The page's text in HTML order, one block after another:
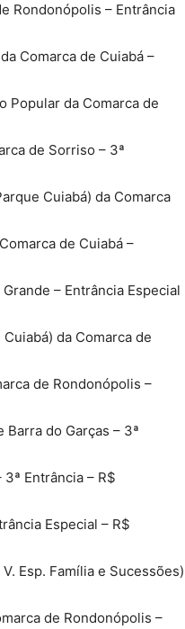
Rondonópolis – Entrância
Comarca de Cuiabá –
Popular da Comarca de
de Sorriso – 3ª
Cuiabá) da Comarca
de Cuiabá –
– Entrância Especial
da Comarca de
de Rondonópolis –
do Garças – 3ª
Entrância – R$
Especial – R$
Esp. Família e Sucessões)
de Rondonópolis –